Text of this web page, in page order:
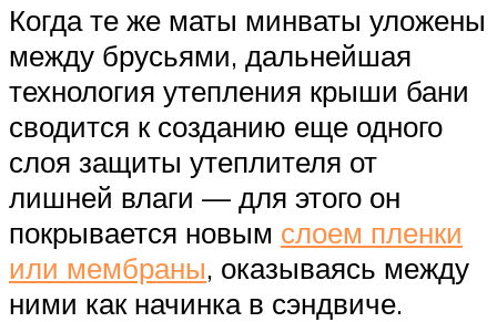
Когда те же маты минваты уложены
между брусьями, дальнейшая
технология утепления крыши бани
сводится к созданию еще одного
слоя защиты утеплителя от
лишней влаги — для этого он
покрывается новым слоем пленки
или мембраны, оказываясь между
ними как начинка в сэндвиче.